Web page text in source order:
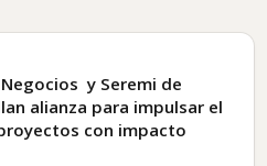
y Seremi de
alianza para impulsar el
con impacto